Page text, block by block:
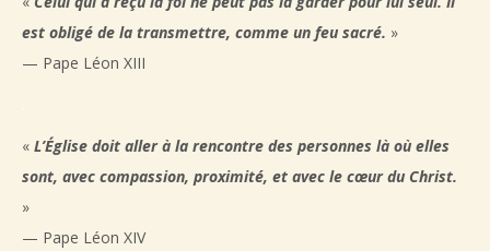
est obligé de la transmettre, comme un feu sacré. »
— Pape Léon XIII
« L’Église doit aller à la rencontre des personnes là où elles
sont, avec compassion, proximité, et avec le cœur du Christ.
»
— Pape Léon XIV